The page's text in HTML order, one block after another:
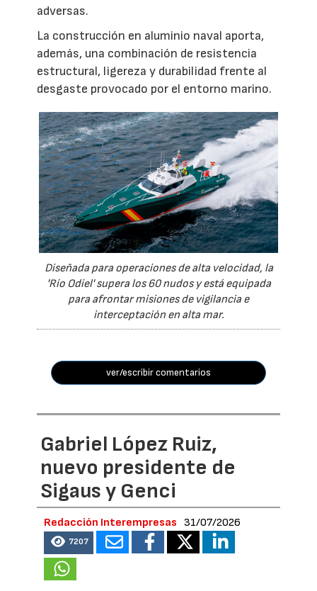
adversas.
La construcción en aluminio naval aporta,
además, una combinación de resistencia
estructural, ligereza y durabilidad frente al
desgaste provocado por el entorno marino.
Diseñada para operaciones de alta velocidad, la
'Río Odiel' supera los 60 nudos y está equipada
para afrontar misiones de vigilancia e
interceptación en alta mar.
ver/escribir comentarios
Gabriel López Ruiz,
nuevo presidente de
Sigaus y Genci
Redacción Interempresas 31/07/2026
7207